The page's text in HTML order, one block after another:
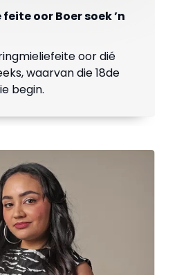
oor Boer soek ’n
oor dié
waarvan die 18de
begin.